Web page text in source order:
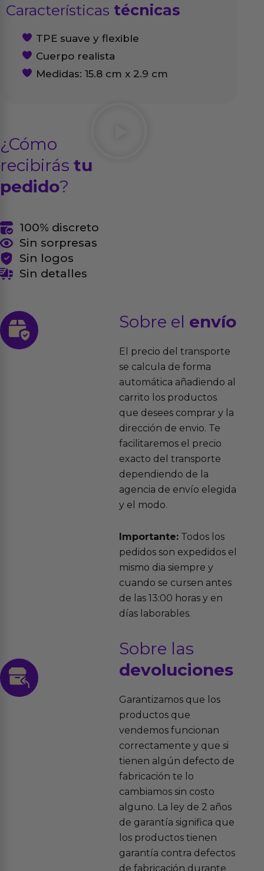
Características técnicas
TPE suave y flexible
Cuerpo realista
Medidas: 15.8 cm x 2.9 cm
¿Cómo
recibirás tu
pedido?
100% discreto
Sin sorpresas
Sin logos
Sin detalles
Sobre el envío
El precio del transporte
se calcula de forma
automática añadiendo al
carrito los productos
que desees comprar y la
dirección de envio. Te
facilitaremos el precio
exacto del transporte
dependiendo de la
agencia de envío elegida
y el modo.
Importante:Todos los
pedidos son expedidos el
mismo dia siempre y
cuando se cursen antes
de las 13:00 horas y en
días laborables.
Sobre las
devoluciones
Garantizamos que los
productos que
vendemos funcionan
correctamente y que si
tienen algún defecto de
fabricación te lo
cambiamos sin costo
alguno. La ley de 2 años
de garantía significa que
los productos tienen
garantía contra defectos
de fabricación durante